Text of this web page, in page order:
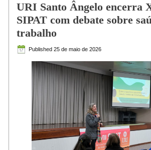
URI Santo Ângelo encerra
SIPAT com debate sobre
trabalho
Published 25 de maio de 2026